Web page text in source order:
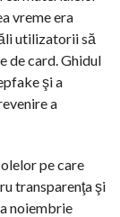
vreme era
utilizatorii să
de card. Ghidul
şi a
a
pe care
transparenţa şi
noiembrie